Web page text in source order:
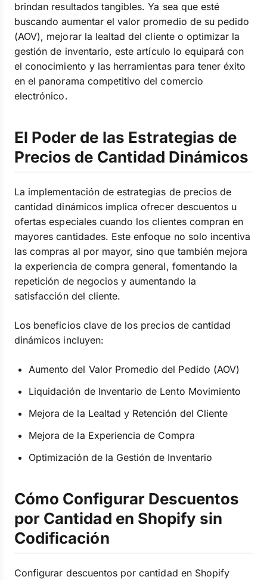
brindan resultados tangibles. Ya sea que esté
buscando aumentar el valor promedio de su pedido
(AOV), mejorar la lealtad del cliente o optimizar la
gestión de inventario, este artículo lo equipará con
el conocimiento y las herramientas para tener éxito
en el panorama competitivo del comercio
electrónico.
El Poder de las Estrategias de
Precios de Cantidad Dinámicos
La implementación de estrategias de precios de
cantidad dinámicos implica ofrecer descuentos u
ofertas especiales cuando los clientes compran en
mayores cantidades. Este enfoque no solo incentiva
las compras al por mayor, sino que también mejora
la experiencia de compra general, fomentando la
repetición de negocios y aumentando la
satisfacción del cliente.
Los beneficios clave de los precios de cantidad
dinámicos incluyen:
Aumento del Valor Promedio del Pedido (AOV)
Liquidación de Inventario de Lento Movimiento
Mejora de la Lealtad y Retención del Cliente
Mejora de la Experiencia de Compra
Optimización de la Gestión de Inventario
Cómo Configurar Descuentos
por Cantidad en Shopify sin
Codificación
Configurar descuentos por cantidad en Shopify